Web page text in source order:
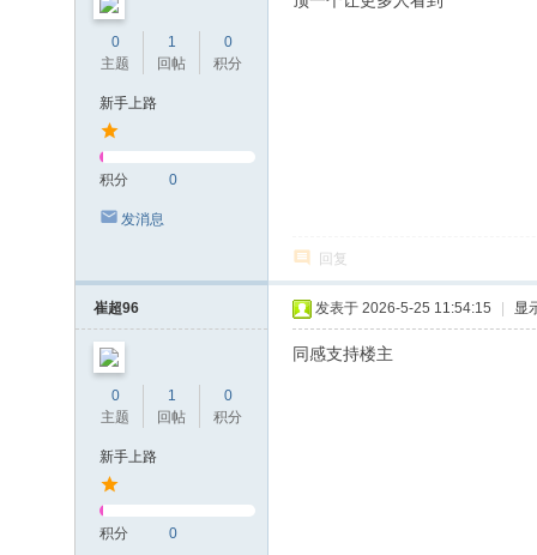
0
主题
1
回帖
0
积分
新手上路
积分 0
发消息
回复
崔超96
0
主题
1
回帖
0
积分
新手上路
积分 0
发表于 2026-5-25 11:54:15 显
同感支持楼主